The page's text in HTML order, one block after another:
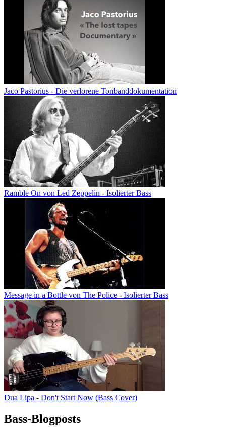
Jaco Pastorius - Die verlorene Tonbanddokumentation
Ramble On von Led Zeppelin - Isolierter Bass
Message in a Bottle von The Police - Isolierter Bass
Dua Lipa - Don't Start Now (Bass Cover)
Bass-Blogposts